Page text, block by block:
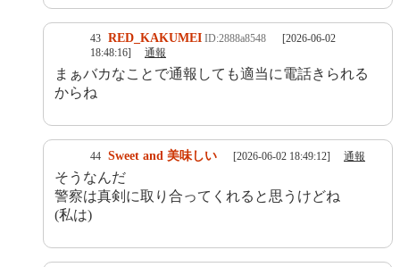
43 RED_KAKUMEI ID:2888a8548
[2026-06-02
18:48:16]
通報
まぁバカなことで通報しても適当に電話きられる
からね
44 Sweet and 美味しい [2026-06-02 18:49:12] 通報
そうなんだ
警察は真剣に取り合ってくれると思うけどね
(私は)